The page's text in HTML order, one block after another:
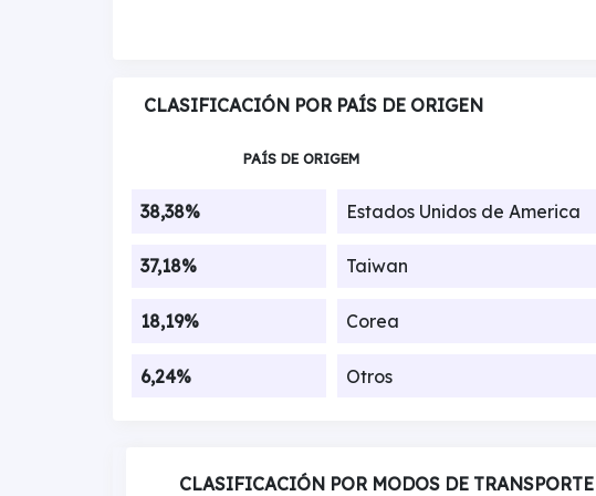
CLASIFICACIÓN POR PAÍS DE ORIGEN
PAÍS DE ORIGEM
38,38% Estados Unidos de America
37,18% Taiwan
18,19% Corea
6,24% Otros
CLASIFICACIÓN POR MODOS DE TRANSPORTE